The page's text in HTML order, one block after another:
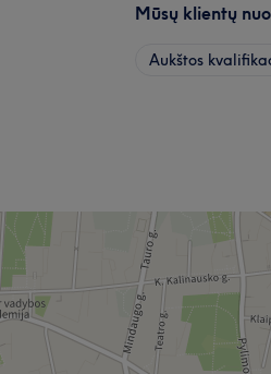
Mūsų klientų
Aukštos